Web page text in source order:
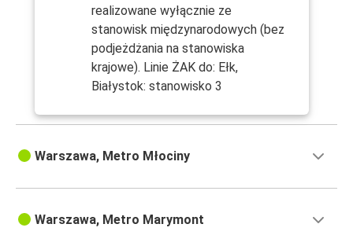
realizowane wyłącznie ze
stanowisk międzynarodowych (bez
podjeżdżania na stanowiska
krajowe). Linie ŻAK do: Ełk,
Białystok: stanowisko 3
Warszawa, Metro Młociny
Warszawa, Metro Marymont